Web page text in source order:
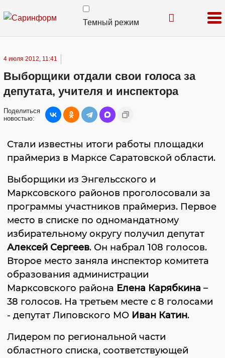
Темный режим
4 июля 2012, 11:41
Выборщики отдали свои голоса за
депутата, учителя и инспектора
Поделиться
новостью:
Стали известны итоги работы площадки
праймериз в Марксе Саратовской области.
Выборщики из Энгельсского и
Марксовского районов проголосовали за
программы участников праймериз. Первое
место в списке по одномандатному
избирательному округу получил депутат
Алексей Сергеев. Он набрал 108 голосов.
Второе место заняла инспектор комитета
образования администрации
Марксовского района Елена Карябкина –
38 голосов. На третьем месте с 8 голосами
- депутат Липовского МО Иван Катин.
Лидером по региональной части
областного списка, соответствующей